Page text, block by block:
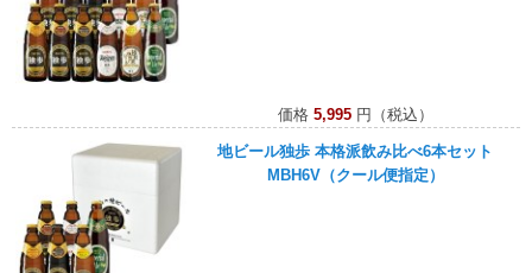
価格 5,995円（税込）
地ビール独歩 本格派飲み比べ6本セット
MBH6V（クール便指定）